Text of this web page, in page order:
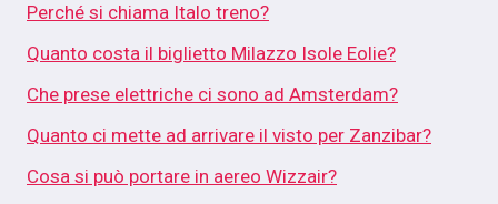
Perché si chiama Italo treno?
Quanto costa il biglietto Milazzo Isole Eolie?
Che prese elettriche ci sono ad Amsterdam?
Quanto ci mette ad arrivare il visto per Zanzibar?
Cosa si può portare in aereo Wizzair?